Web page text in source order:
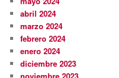
abril 2024
marzo 2024
febrero 2024
enero 2024
diciembre 2023